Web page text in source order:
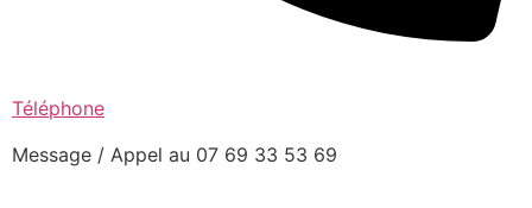
Téléphone
Message / Appel au 07 69 33 53 69